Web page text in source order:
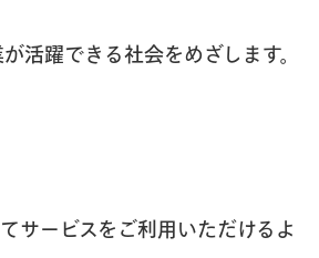
活躍できる社会をめざします。
サービスをご利用いただけるよ